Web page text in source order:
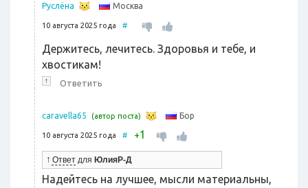
Руслёна Москва
10 августа 2025 года #
Держитесь, лечитесь. Здоровья и тебе, и
хвостикам!
↑ Ответить
caravella65 (автор поста) Бор
10 августа 2025 года # +1
↑ Ответ для ЮлияР-Д
Надейтесь на лучшее, мысли материальны,